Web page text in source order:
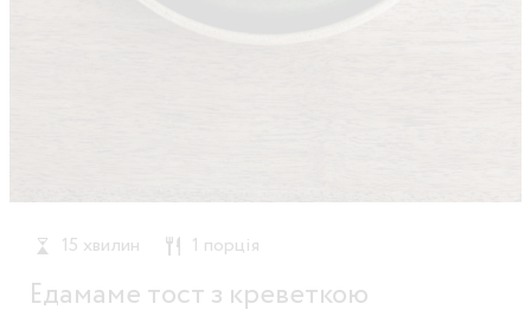
15 хвилин 1 порція
Едамаме тост з креветкою